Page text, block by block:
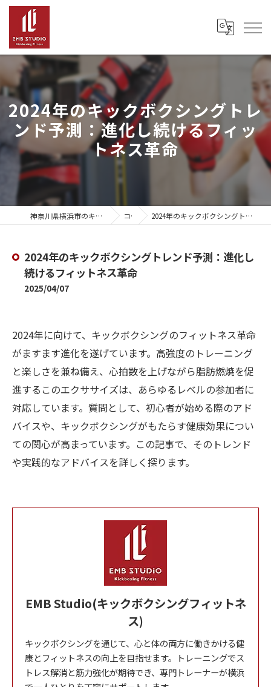
2024年のキックボクシングトレ
ンド予測：進化し続けるフィッ
トネス革命
神奈川県横浜市のキックボクシングならEMB Studio コラム 2024年のキックボクシングトレンド予測：進化し続けるフィットネス革命
2024年のキックボクシングトレンド予測：進化し
続けるフィットネス革命
2025/04/07
2024年に向けて、キックボクシングのフィットネス革命
がますます進化を遂げています。高強度のトレーニング
と楽しさを兼ね備え、心拍数を上げながら脂肪燃焼を促
進するこのエクササイズは、あらゆるレベルの参加者に
対応しています。質問として、初心者が始める際のアド
バイスや、キックボクシングがもたらす健康効果につい
ての関心が高まっています。この記事で、そのトレンド
や実践的なアドバイスを詳しく探ります。
EMB Studio(キックボクシングフィットネ
ス)
キックボクシングを通じて、心と体の両方に働きかける健
康とフィットネスの向上を目指せます。トレーニングでス
トレス解消と筋力強化が期待でき、専門トレーナーが横浜